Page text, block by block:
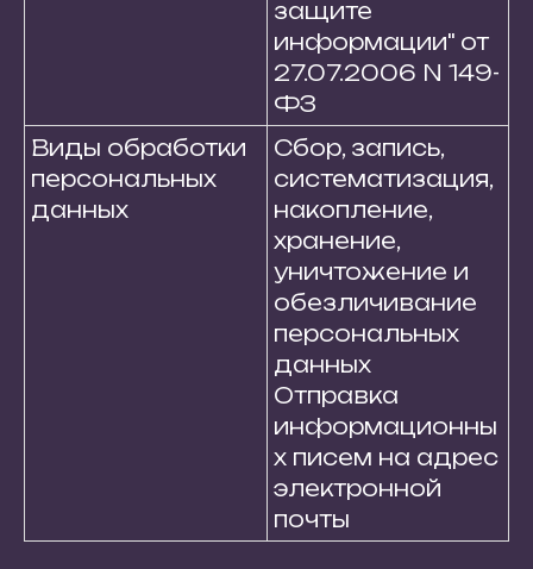
защите
информации" от
27.07.2006 N 149-
ФЗ
Виды обработки
персональных
данных
Сбор, запись,
систематизация,
накопление,
хранение,
уничтожение и
обезличивание
персональных
данных
Отправка
информационны
х писем на адрес
электронной
почты